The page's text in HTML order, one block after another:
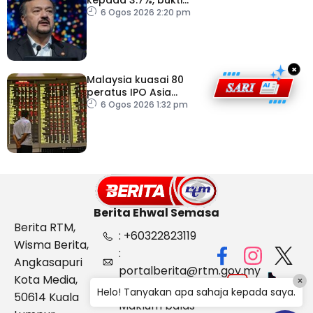
keyakinan pelabur masih
6 Ogos 2026 2:20 pm
Malaysia kuasai 80
peratus IPO Asia
Tenggara, kumpul AS$1.4
6 Ogos 2026 1:32 pm
×
Berita Ehwal Semasa
Berita RTM,
Wisma Berita,
Angkasapuri
Kota Media,
50614 Kuala
: +60322823119
:
portalberita@rtm.gov.my
: Aduan &
Maklum balas
Helo! Tanyakan apa sahaja kepada saya.
×